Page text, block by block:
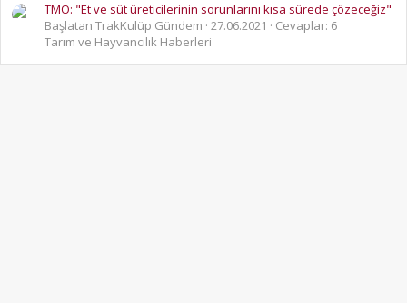
TMO: "Et ve süt üreticilerinin sorunlarını kısa sürede çözeceğiz"
Başlatan TrakKulüp Gündem 27.06.2021
Cevaplar: 6
Tarım ve Hayvancılık Haberleri